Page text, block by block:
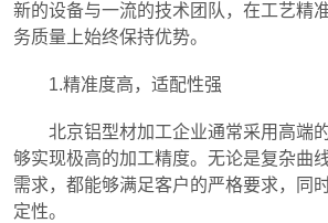
新的设备与一流的技术团队，在工艺精
务质量上始终保持优势。
1.精准度高，适配性强
北京铝型材加工企业通常采用高端
够实现极高的加工精度。无论是复杂曲
需求，都能够满足客户的严格要求，同
定性。